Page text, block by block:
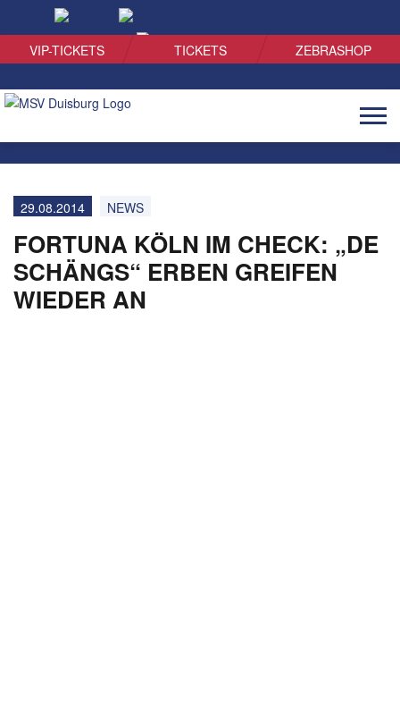
VIP-TICKETS TICKETS ZEBRASHOP
29.08.2014 NEWS
FORTUNA KÖLN IM CHECK: „DE
SCHÄNGS“ ERBEN GREIFEN
WIEDER AN